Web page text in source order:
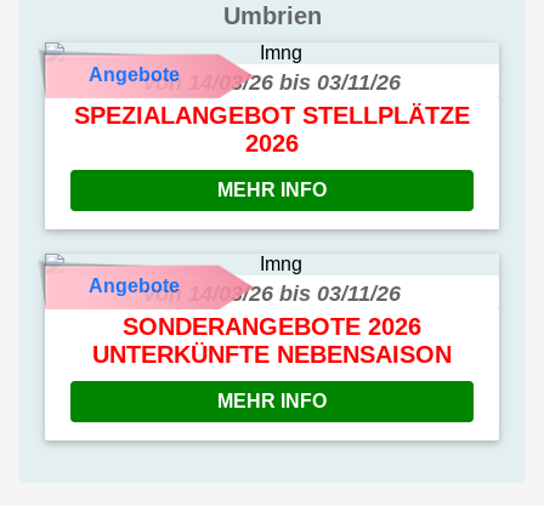
Umbrien
Angebotevon 14/03/26 bis 03/11/26
SPEZIALANGEBOT STELLPLÄTZE
2026
MEHR INFO
Angebotevon 14/03/26 bis 03/11/26
SONDERANGEBOTE 2026
UNTERKÜNFTE NEBENSAISON
MEHR INFO